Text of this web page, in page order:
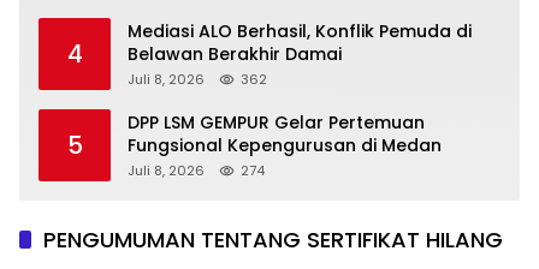
4
Mediasi ALO Berhasil, Konflik Pemuda di
Belawan Berakhir Damai
Juli 8, 2026 362
5
DPP LSM GEMPUR Gelar Pertemuan
Fungsional Kepengurusan di Medan
Juli 8, 2026 274
PENGUMUMAN TENTANG SERTIFIKAT HILANG